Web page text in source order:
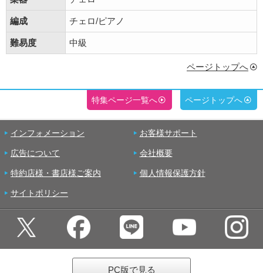
編成 チェロ/ピアノ
難易度 中級
ページトップへ
特集ページ一覧へ ページトップへ
インフォメーション お客様サポート
広告について 会社概要
特約店様・書店様ご案内 個人情報保護方針
サイトポリシー
PC版で見る